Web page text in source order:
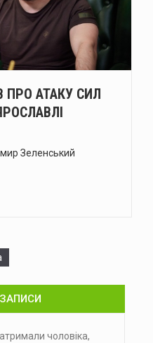
ПРО АТАКУ СИЛ
Зеленський
чоловіка,